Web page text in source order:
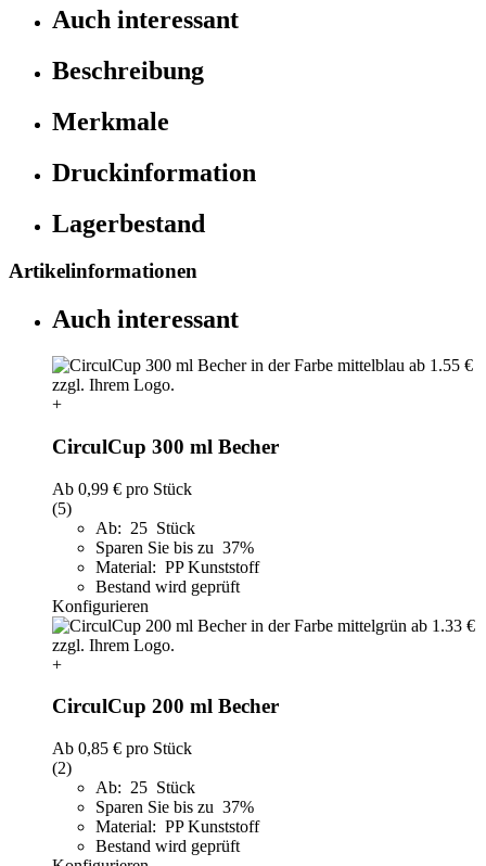
Auch interessant
Beschreibung
Merkmale
Druckinformation
Lagerbestand
Artikelinformationen
Auch interessant
+
CirculCup 300 ml Becher
Ab 0,99 € pro Stück
(5)
Ab: 25 Stück
Sparen Sie bis zu 37%
Material: PP Kunststoff
Bestand wird geprüft
Konfigurieren
+
CirculCup 200 ml Becher
Ab 0,85 € pro Stück
(2)
Ab: 25 Stück
Sparen Sie bis zu 37%
Material: PP Kunststoff
Bestand wird geprüft